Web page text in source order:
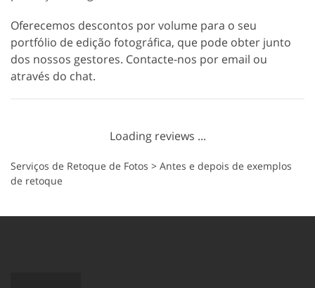
Oferecemos descontos por volume para o seu
portfólio de edição fotográfica, que pode obter junto
dos nossos gestores. Contacte-nos por email ou
através do chat.
Loading reviews ...
Serviços de Retoque de Fotos > Antes e depois de exemplos
de retoque